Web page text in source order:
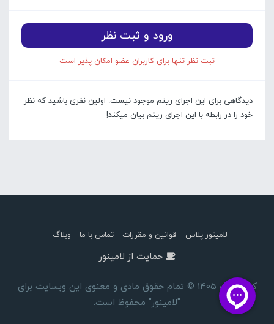
ورود و ثبت نظر
ثبت نظر تنها برای کاربران عضو امکان پذیر است
دیدگاهی برای این اجرای ریتم موجود نیست. اولین نفری باشید که نظر
خود را در رابطه با این اجرای ریتم بیان میکند!
لامینور پلاس قوانین و مقررات تماس با ما وبلاگ
حمایت از لامینور
کپی رایت 1405 © تمام حقوق مادی و معنوی این وبسایت برای
"لامینور" محفوظ است.